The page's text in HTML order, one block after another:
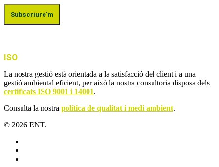
ISO
La nostra gestió està orientada a la satisfacció del client i a una
gestió ambiental eficient, per això la nostra consultoria disposa dels
certificats ISO 9001 i 14001.
Consulta la nostra política de qualitat i medi ambient.
© 2026 ENT.